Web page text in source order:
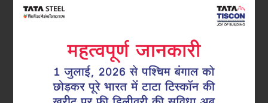
Discover More
Tata Tiscon GFX
Ultima